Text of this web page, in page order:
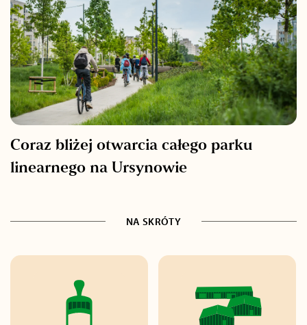
Coraz bliżej otwarcia całego parku
linearnego na Ursynowie
NA SKRÓTY